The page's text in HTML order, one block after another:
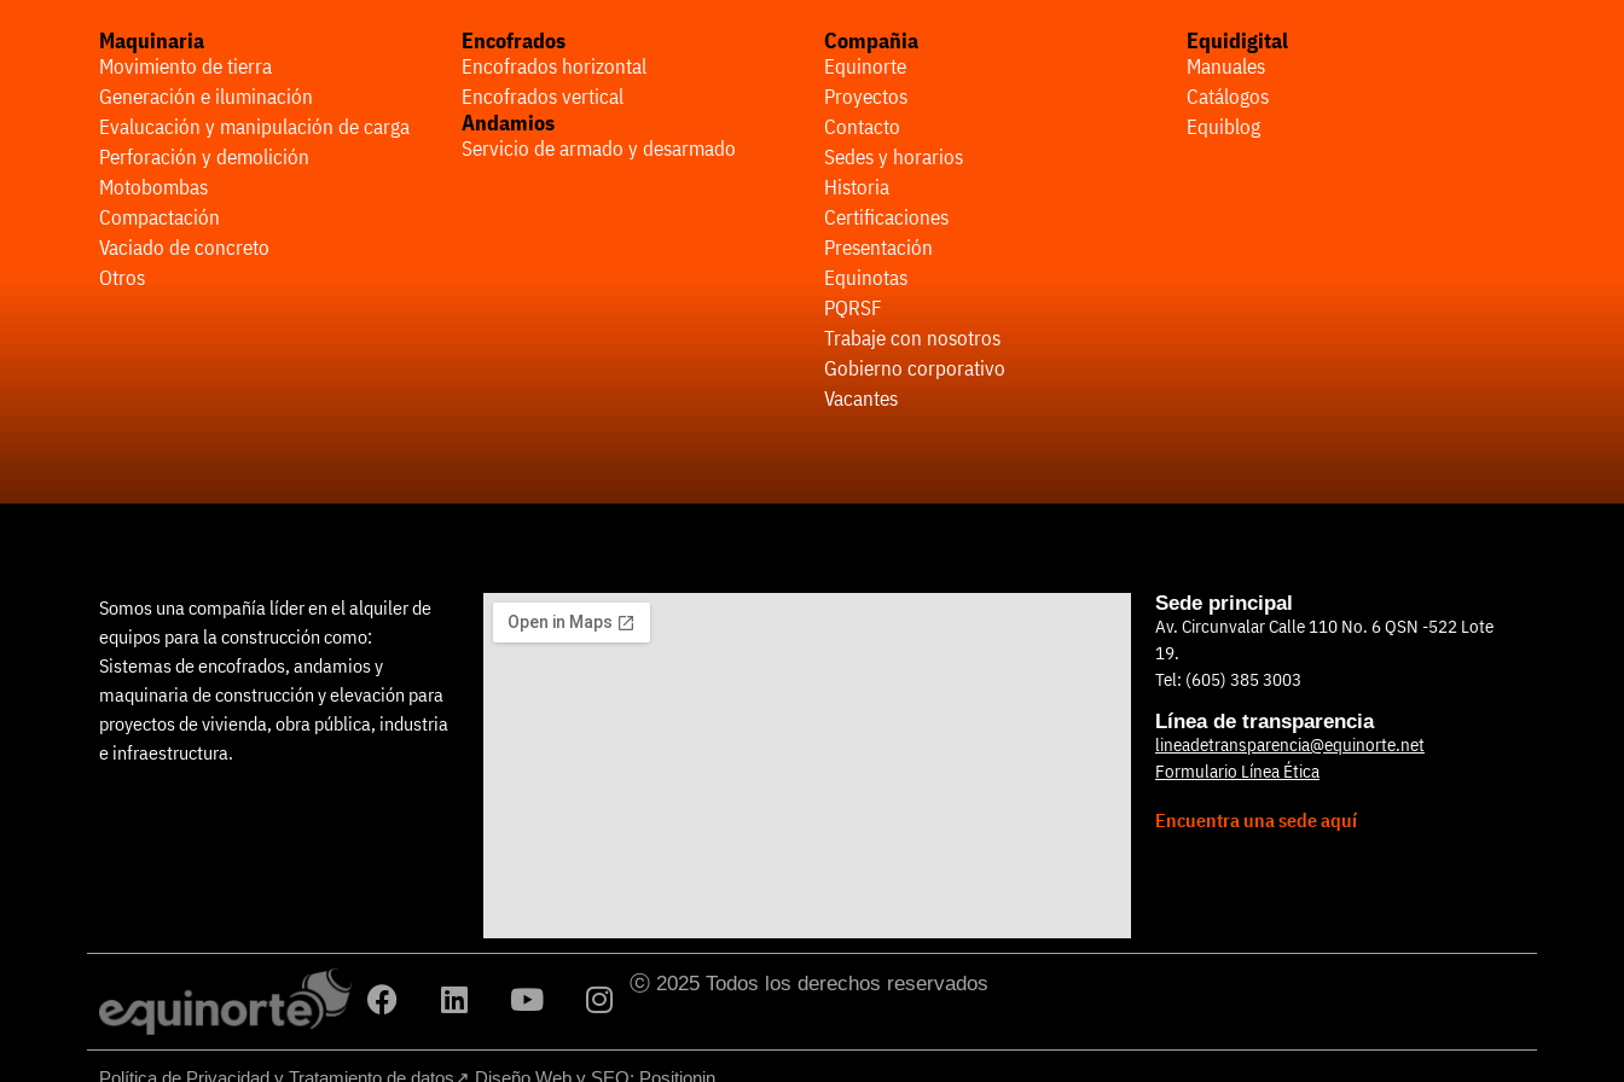
Maquinaria
Movimiento de tierra
Generación e iluminación
Evalucación y manipulación de carga
Perforación y demolición
Motobombas
Compactación
Vaciado de concreto
Otros
Encofrados
Encofrados horizontal
Encofrados vertical
Andamios
Servicio de armado y desarmado
Compañia
Equinorte
Proyectos
Contacto
Sedes y horarios
Historia
Certificaciones
Presentación
Equinotas
PQRSF
Trabaje con nosotros
Gobierno corporativo
Vacantes
Equidigital
Manuales
Catálogos
Equiblog
Somos una compañía líder en el alquiler de
equipos para la construcción como:
Sistemas de encofrados, andamios y
maquinaria de construcción y elevación para
proyectos de vivienda, obra pública, industria
e infraestructura.
Sede principal
Av. Circunvalar Calle 110 No. 6 QSN -522 Lote
19.
Tel: (605) 385 3003
Línea de transparencia
lineadetransparencia@equinorte.net
Formulario Línea Ética
Encuentra una sede aquí
ⓒ 2025 Todos los derechos reservados
Política de Privacidad y Tratamiento de datos ↗ Diseño Web y SEO: Positionin